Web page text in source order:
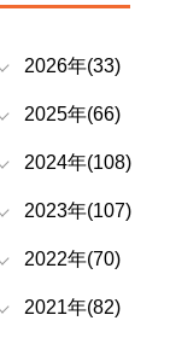
2026年(33)
2025年(66)
2024年(108)
2023年(107)
2022年(70)
2021年(82)